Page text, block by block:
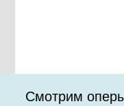
Смотрим